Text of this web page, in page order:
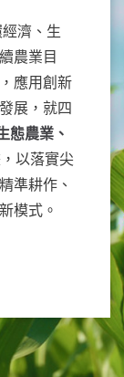
濟、生
農業目
應用創新
展，就四
態農業、
以落實尖
準耕作、
模式。